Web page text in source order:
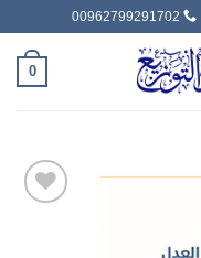
00962799291702
0